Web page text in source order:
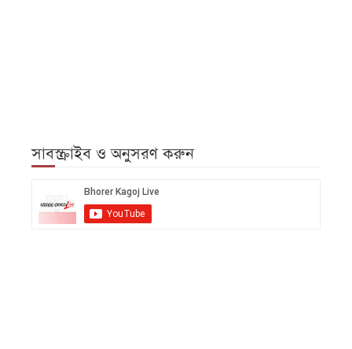
সাবস্ক্রাইব ও অনুসরণ করুন